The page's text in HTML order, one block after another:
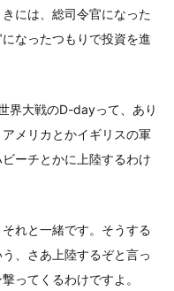
には、総司令官になった
なったつもりで投資を進
界大戦のD-dayって、あり
メリカとかイギリスの軍
ーチとかに上陸するわけ
れと一緒です。そうする
、さあ上陸するぞと言っ
ってくるわけですよ。